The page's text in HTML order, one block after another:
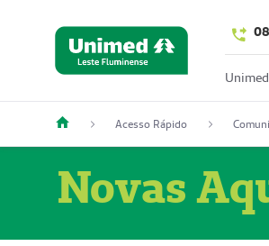
Acesso Rápido
Novas